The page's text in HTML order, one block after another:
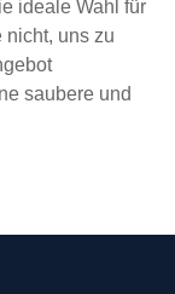
ideale Wahl für
nicht, uns zu
saubere und